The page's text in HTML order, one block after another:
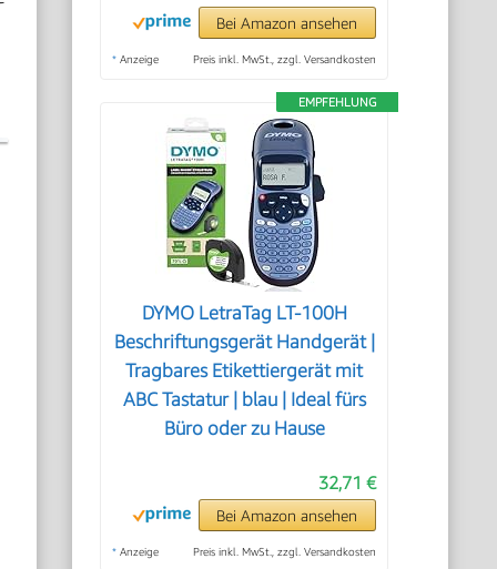
Bei Amazon ansehen
* Anzeige Preis inkl. MwSt., zzgl. Versandkosten
EMPFEHLUNG
DYMO LetraTag LT-100H
Beschriftungsgerät Handgerät |
Tragbares Etikettiergerät mit
ABC Tastatur | blau | Ideal fürs
Büro oder zu Hause
32,71 €
Bei Amazon ansehen
* Anzeige Preis inkl. MwSt., zzgl. Versandkosten